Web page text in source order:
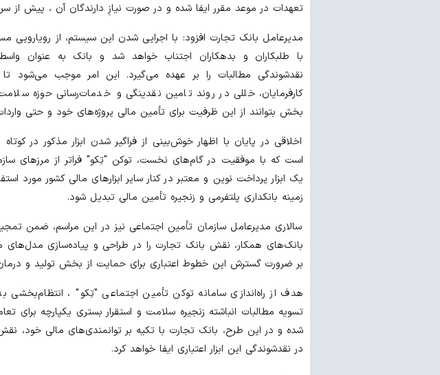
تعهدات در موعد مقرر ایفا شده و در صورت نیازِ دارندگان آن ، پیش از
مدیرعامل بانک تجارت افزود: با اجرایی شدن این سیستم، از رویارویی
با طلبکاران و بدهکاران اجتناب خواهد شد و بانک به عنوان
نقدشوندگی مطالبات را بر عهده می‌گیرد. این امر موجب می‌شود
کارفرمایان، خللی در روند تامین نقدینگی و خدمات‌رسانی حوزه
بخش بتوانند از این ظرفیت برای تأمین مالی پروژه‌های خود و حتی واردات
اخلاقی در پایان با اظهار خوش‌بینی از فراگیر شدن ابزار مذکور در
است که با موفقیت در گام‌های نخست، توکن "تِکو" فراتر از مرزهای
یک ابزار پرداخت نوین و معتبر در کنار سایر ابزارهای مالی کشور مورد
زمینه بانکداری پلتفرمی و زنجیره تأمین مالی تبدیل شود.
سالاری مدیرعامل سازمان تأمین اجتماعی نیز در این مراسم، ضمن
بانک‌های همکار، نقش بانک تجارت را در طراحی و پیاده‌سازی مدل‌های
بر ضرورت گسترش این خطوط اعتباری برای حمایت از بخش تولید و
هدف از راه‌اندازی سامانه توکن تأمین اجتماعی "تِکو" ، انتظام‌بخشی
تسویه مطالبات انباشته زنجیره سلامت و استقرار بستری یکپارچه برای
شده و در این طرح، بانک تجارت با تکیه بر توانمندی‌های مالی خود،
در نقدشوندگی این ابزار اعتباری ایفا خواهد کرد.